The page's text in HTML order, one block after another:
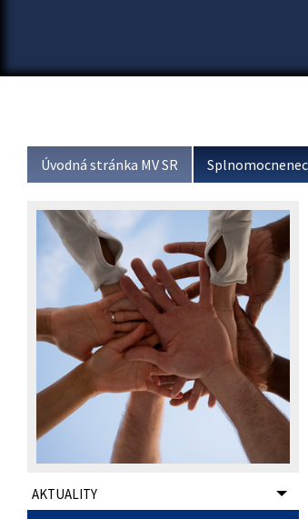
Úvodná stránka MV SR
AKTUALITY